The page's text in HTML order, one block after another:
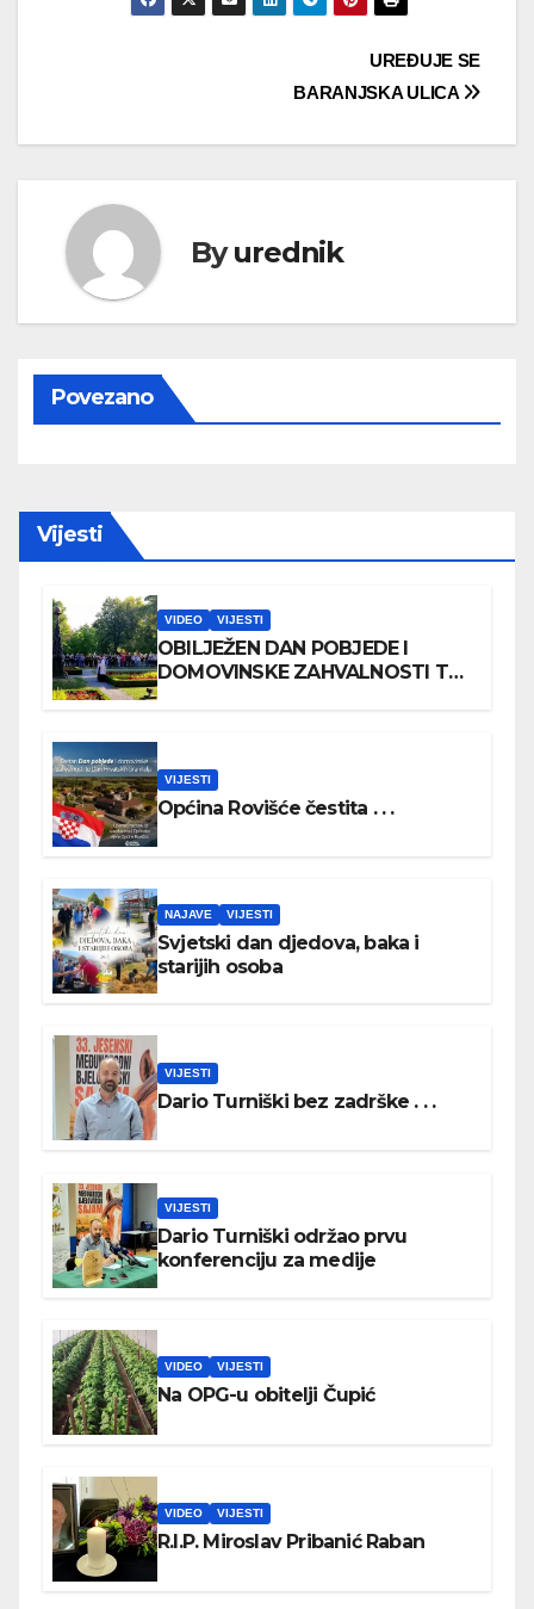
UREĐUJE SE
BARANJSKA ULICA
Byurednik
Povezano
Vijesti
VIDEO VIJESTI
OBILJEŽEN DAN POBJEDE I
DOMOVINSKE ZAHVALNOSTI TE
VIJESTI
Općina Rovišće čestita . . .
NAJAVE VIJESTI
Svjetski dan djedova, baka i
starijih osoba
VIJESTI
Dario Turniški bez zadrške . . .
VIJESTI
Dario Turniški održao prvu
konferenciju za medije
VIDEO VIJESTI
Na OPG-u obitelji Čupić
VIDEO VIJESTI
R.I.P. Miroslav Pribanić Raban